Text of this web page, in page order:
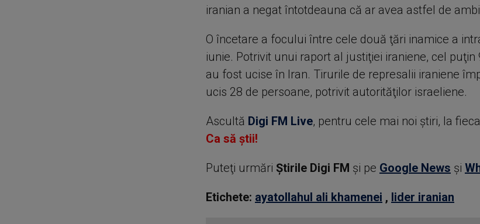
iranian a negat întotdeauna că ar avea astfel de
O încetare a focului între cele două ţări inamice a
iunie. Potrivit unui raport al justiţiei iraniene, cel puţin
au fost ucise în Iran. Tirurile de represalii iraniene
ucis 28 de persoane, potrivit autorităţilor israeliene.
Ascultă Digi FM Live, pentru cele mai noi știri, la
Ca să știi!
Puteţi urmări Știrile Digi FM şi pe Google News şi
Etichete: ayatollahul ali khamenei , lider iranian